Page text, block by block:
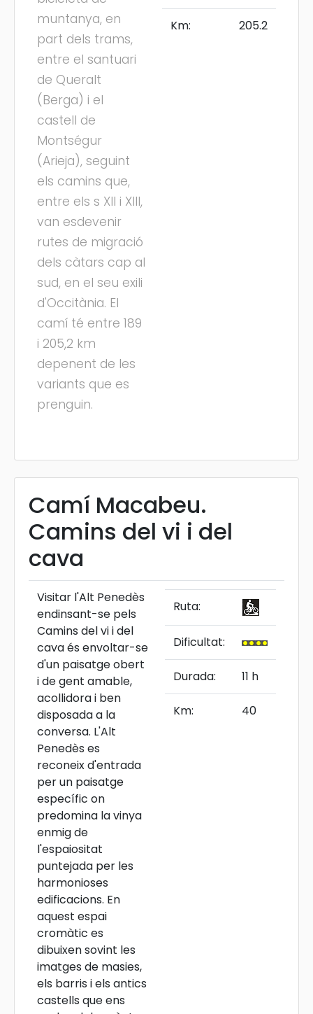
muntanya, en
part dels trams,
entre el santuari
de Queralt
(Berga) i el
castell de
Montségur
(Arieja), seguint
els camins que,
entre els s XII i XIII,
van esdevenir
rutes de migració
dels càtars cap al
sud, en el seu exili
d'Occitània. El
camí té entre 189
i 205,2 km
depenent de les
variants que es
prenguin.
Km: 205.2
Camí Macabeu.
Camins del vi i del
cava
Visitar l'Alt Penedès
endinsant-se pels
Camins del vi i del
cava és envoltar-se
d'un paisatge obert
i de gent amable,
acollidora i ben
disposada a la
conversa. L'Alt
Penedès es
reconeix d'entrada
per un paisatge
específic on
predomina la vinya
enmig de
l'espaiositat
puntejada per les
harmonioses
edificacions. En
aquest espai
cromàtic es
dibuixen sovint les
imatges de masies,
els barris i els antics
castells que ens
Ruta:
Dificultat:
Durada: 11 h
Km: 40